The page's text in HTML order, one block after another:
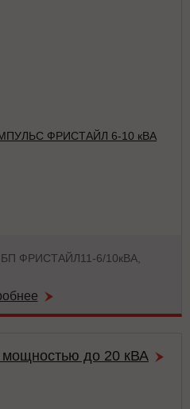
ФРИСТАЙЛ11-6/10кВА,
до 20 кВА